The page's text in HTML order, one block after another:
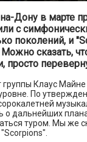
Дону в марте
с
поколений, и
сказать,
просто
группы Клаус
По
о дальнейших
туром. Мы же